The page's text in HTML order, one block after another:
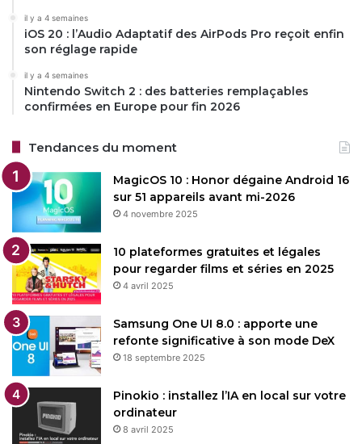
il y a 4 semaines
iOS 20 : l’Audio Adaptatif des AirPods Pro reçoit enfin
son réglage rapide
il y a 4 semaines
Nintendo Switch 2 : des batteries remplaçables
confirmées en Europe pour fin 2026
Tendances du moment
MagicOS 10 : Honor dégaine Android 16
sur 51 appareils avant mi-2026
4 novembre 2025
10 plateformes gratuites et légales
pour regarder films et séries en 2025
4 avril 2025
Samsung One UI 8.0 : apporte une
refonte significative à son mode DeX
18 septembre 2025
Pinokio : installez l’IA en local sur votre
ordinateur
8 avril 2025